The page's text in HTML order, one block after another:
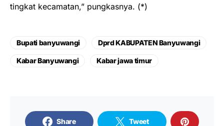
tingkat kecamatan,” pungkasnya. (*)
Bupati banyuwangi Dprd KABUPATEN Banyuwangi
Kabar Banyuwangi Kabar jawa timur
Share Tweet